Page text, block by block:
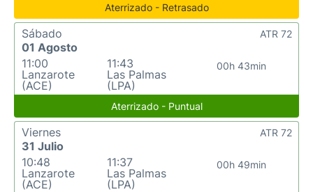
Aterrizado - Retrasado
Sábado
01 Agosto
11:00
Lanzarote
(ACE)
11:43
Las Palmas
(LPA)
00h 43min
ATR 72
Aterrizado - Puntual
Viernes
31 Julio
10:48
Lanzarote
(ACE)
11:37
Las Palmas
(LPA)
00h 49min
ATR 72